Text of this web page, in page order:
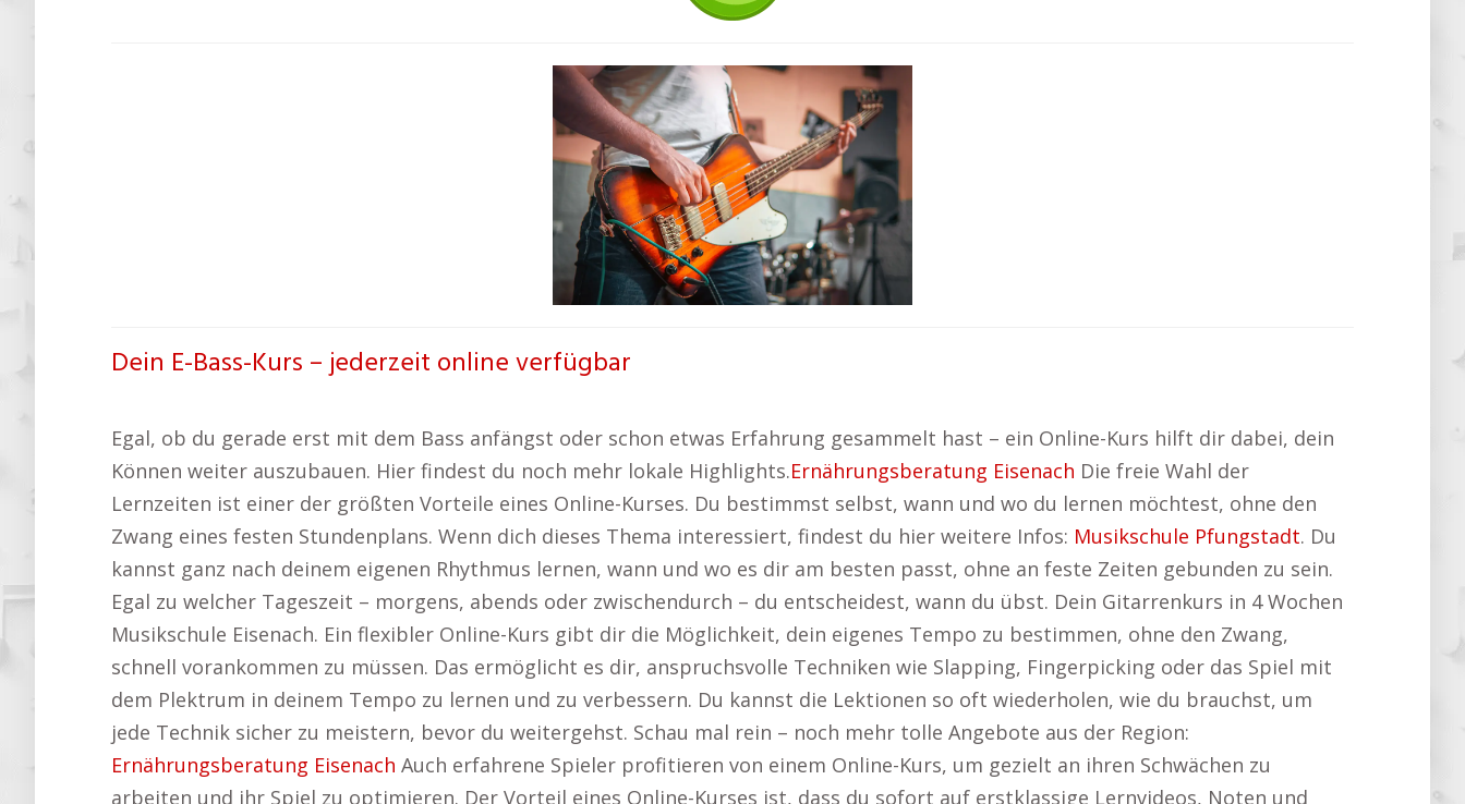
Dein E-Bass-Kurs – jederzeit online verfügbar
Egal, ob du gerade erst mit dem Bass anfängst oder schon etwas Erfahrung gesammelt hast – ein Online-Kurs hilft dir dabei, dein
Können weiter auszubauen. Hier findest du noch mehr lokale Highlights.Ernährungsberatung Eisenach Die freie Wahl der
Lernzeiten ist einer der größten Vorteile eines Online-Kurses. Du bestimmst selbst, wann und wo du lernen möchtest, ohne den
Zwang eines festen Stundenplans. Wenn dich dieses Thema interessiert, findest du hier weitere Infos: Musikschule Pfungstadt. Du
kannst ganz nach deinem eigenen Rhythmus lernen, wann und wo es dir am besten passt, ohne an feste Zeiten gebunden zu sein.
Egal zu welcher Tageszeit – morgens, abends oder zwischendurch – du entscheidest, wann du übst. Dein Gitarrenkurs in 4 Wochen
Musikschule Eisenach. Ein flexibler Online-Kurs gibt dir die Möglichkeit, dein eigenes Tempo zu bestimmen, ohne den Zwang,
schnell vorankommen zu müssen. Das ermöglicht es dir, anspruchsvolle Techniken wie Slapping, Fingerpicking oder das Spiel mit
dem Plektrum in deinem Tempo zu lernen und zu verbessern. Du kannst die Lektionen so oft wiederholen, wie du brauchst, um
jede Technik sicher zu meistern, bevor du weitergehst. Schau mal rein – noch mehr tolle Angebote aus der Region:
Ernährungsberatung Eisenach Auch erfahrene Spieler profitieren von einem Online-Kurs, um gezielt an ihren Schwächen zu
arbeiten und ihr Spiel zu optimieren. Der Vorteil eines Online-Kurses ist, dass du sofort auf erstklassige Lernvideos, Noten und